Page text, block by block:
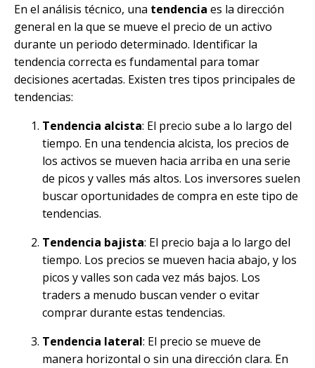
En el análisis técnico, una tendencia es la dirección
general en la que se mueve el precio de un activo
durante un periodo determinado. Identificar la
tendencia correcta es fundamental para tomar
decisiones acertadas. Existen tres tipos principales de
tendencias:
Tendencia alcista: El precio sube a lo largo del
tiempo. En una tendencia alcista, los precios de
los activos se mueven hacia arriba en una serie
de picos y valles más altos. Los inversores suelen
buscar oportunidades de compra en este tipo de
tendencias.
Tendencia bajista: El precio baja a lo largo del
tiempo. Los precios se mueven hacia abajo, y los
picos y valles son cada vez más bajos. Los
traders a menudo buscan vender o evitar
comprar durante estas tendencias.
Tendencia lateral: El precio se mueve de
manera horizontal o sin una dirección clara. En